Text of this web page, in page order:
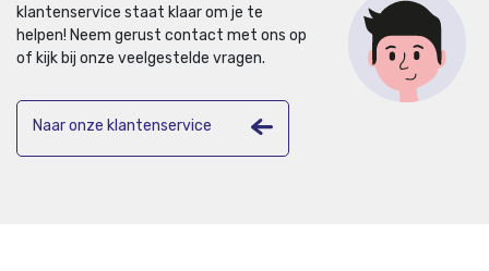
klantenservice staat klaar om je te
helpen! Neem gerust contact met ons op
of kijk bij onze veelgestelde vragen.
Naar onze klantenservice